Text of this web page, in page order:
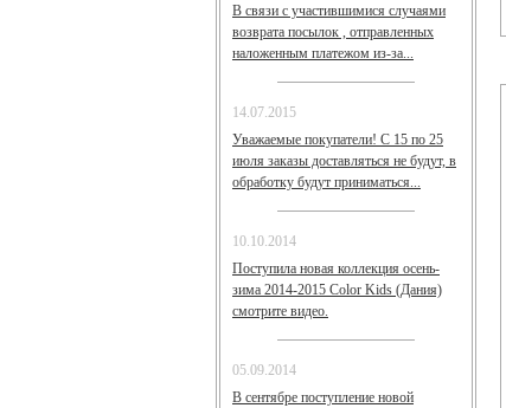
В связи с участившимися случаями
возврата посылок , отправленных
наложенным платежом из-за...
14.07.2015
Уважаемые покупатели! С 15 по 25
июля заказы доставляться не будут, в
обработку будут приниматься...
10.10.2014
Поступила новая коллекция осень-
зима 2014-2015 Color Kids (Дания)
смотрите видео.
05.09.2014
В сентябре поступление новой